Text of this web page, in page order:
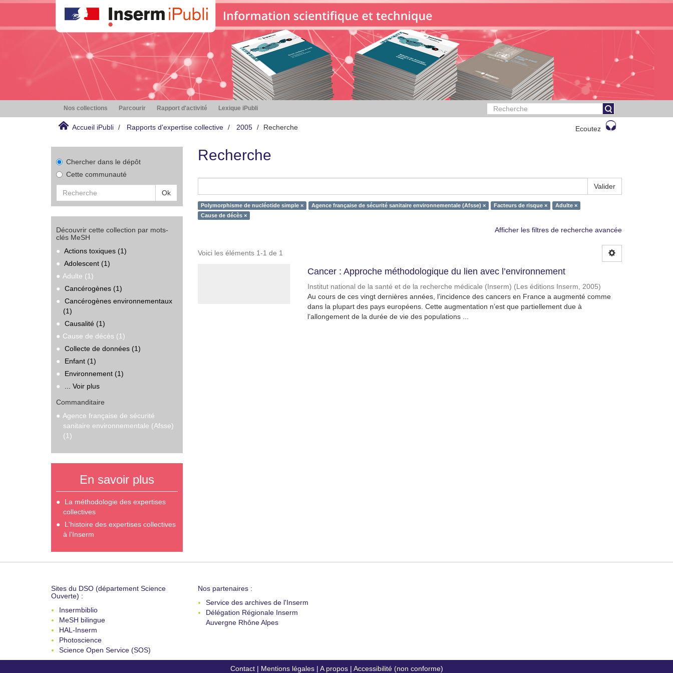
Nos collections Parcourir Rapport d'activité Lexique iPubli
Accueil iPubli Rapports d'expertise collective 2005 Recherche Ecoutez
Chercher dans le dépôt
Cette communauté
Ok
Découvrir cette collection par mots-
clés MeSH
Actions toxiques (1)
Adolescent (1)
Adulte (1)
Cancérogènes (1)
Cancérogènes environnementaux
(1)
Causalité (1)
Cause de décès (1)
Collecte de données (1)
Enfant (1)
Environnement (1)
... Voir plus
Commanditaire
Agence française de sécurité
sanitaire environnementale (Afsse)
(1)
En savoir plus
La méthodologie des expertises
collectives
L'histoire des expertises collectives
à l'Inserm
Recherche
Valider
Polymorphisme de nucléotide simple × Agence française de sécurité sanitaire environnementale (Afsse) × Facteurs de risque ×
Adulte ×
Cause de décès ×
Afficher les filtres de recherche avancée
Voici les éléments 1-1 de 1
Cancer : Approche méthodologique du lien avec l’environnement
Institut national de la santé et de la recherche médicale (Inserm) (Les éditions Inserm, 2005)
Au cours de ces vingt dernières années, l’incidence des cancers en France a augmenté comme
dans la plupart des pays européens. Cette augmentation n’est que partiellement due à
l’allongement de la durée de vie des populations ...
Sites du DSO (département Science
Ouverte) :
Insermbiblio
MeSH bilingue
HAL-Inserm
Photoscience
Science Open Service (SOS)
Nos partenaires :
Service des archives de l'Inserm
Délégation Régionale Inserm
Auvergne Rhône Alpes
Contact| Mentions légales| A propos| Accessibilité (non conforme)